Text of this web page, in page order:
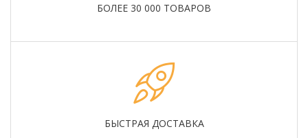
БОЛЕЕ 30 000 ТОВАРОВ
БЫСТРАЯ ДОСТАВКА